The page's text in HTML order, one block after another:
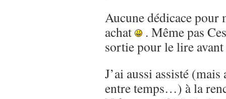
Aucune dédicace pour
achat
. Même pas
sortie pour le lire
J’ai aussi assisté
entre temps…) à la